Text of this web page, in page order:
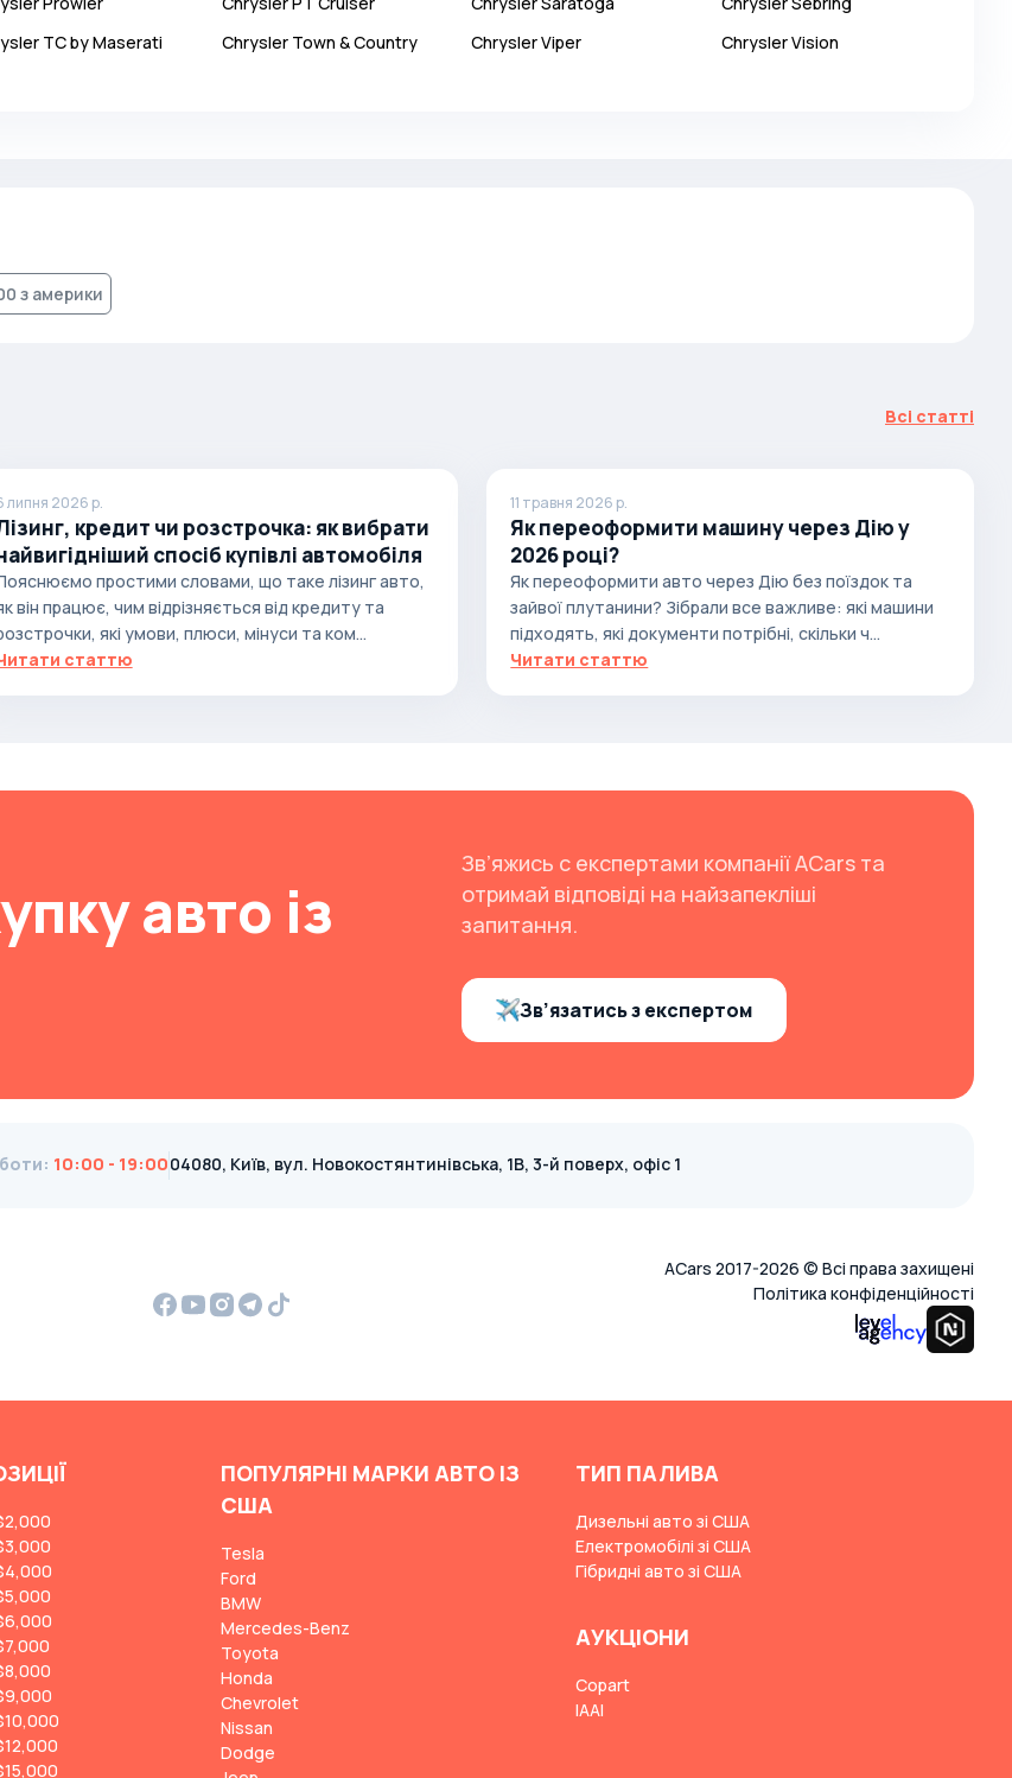
TC by Maserati Chrysler Town & Country ChryslerViper ChryslerVision
з америки
Всі статті
липня 2026 р.
кредит чи розстрочка: як вибрати
спосіб купівлі автомобіля
простими словами, що таке лізинг авто,
він працює, чим відрізняється від кредиту та
які умови, плюси, мінуси та ком...
статтю
11 травня 2026 р.
Як переоформити машину через Дію у
2026 році?
Як переоформити авто через Дію без поїздок та
зайвої плутанини? Зібрали все важливе: які машини
підходять, які документи потрібні, скільки ч...
Читати статтю
авто із
Зв’яжись с експертами компанії ACars та
отримай відповіді на найзапекліші
запитання.
Зв’язатись з експертом
: 10:00 - 19:0004080, Київ, вул. Новокостянтинівська, 1В, 3-й поверх, офіс 1
ACars 2017-2026 © Всі права захищені
Політика конфіденційності
ПОПУЛЯРНІ МАРКИ АВТО ІЗ
США
Tesla
Ford
BMW
Mercedes-Benz
Toyota
Honda
Chevrolet
Nissan
Dodge
ТИП ПАЛИВА
Дизельні авто зі США
Електромобілі зі США
Гібридні авто зі США
АУКЦІОНИ
Copart
IAAI